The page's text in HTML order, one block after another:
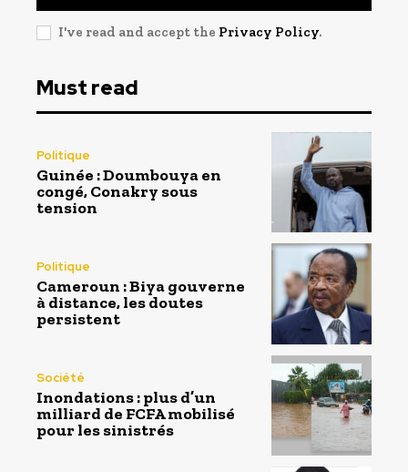
I've read and accept the Privacy Policy.
Must read
Politique
Guinée : Doumbouya en
congé, Conakry sous
tension
Politique
Cameroun : Biya gouverne
à distance, les doutes
persistent
Société
Inondations : plus d’un
milliard de FCFA mobilisé
pour les sinistrés